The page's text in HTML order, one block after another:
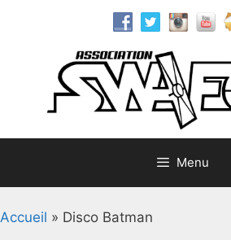
Menu
Accueil » Disco Batman